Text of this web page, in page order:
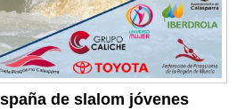
de slalom jóvenes